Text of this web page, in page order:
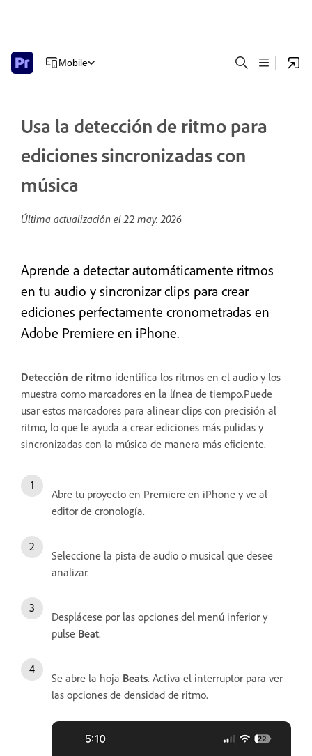
Mobile
Usa la detección de ritmo para
ediciones sincronizadas con
música
Última actualización el22 may. 2026
Aprende a detectar automáticamente ritmos
en tu audio y sincronizar clips para crear
ediciones perfectamente cronometradas en
Adobe Premiere en iPhone.
Detección de ritmo identifica los ritmos en el audio y los
muestra como marcadores en la línea de tiempo.Puede
usar estos marcadores para alinear clips con precisión al
ritmo, lo que le ayuda a crear ediciones más pulidas y
sincronizadas con la música de manera más eficiente.
Abre tu proyecto en Premiere en iPhone y ve al
editor de cronología.
Seleccione la pista de audio o musical que desee
analizar.
Desplácese por las opciones del menú inferior y
pulse Beat.
Se abre la hoja Beats. Activa el interruptor para ver
las opciones de densidad de ritmo.